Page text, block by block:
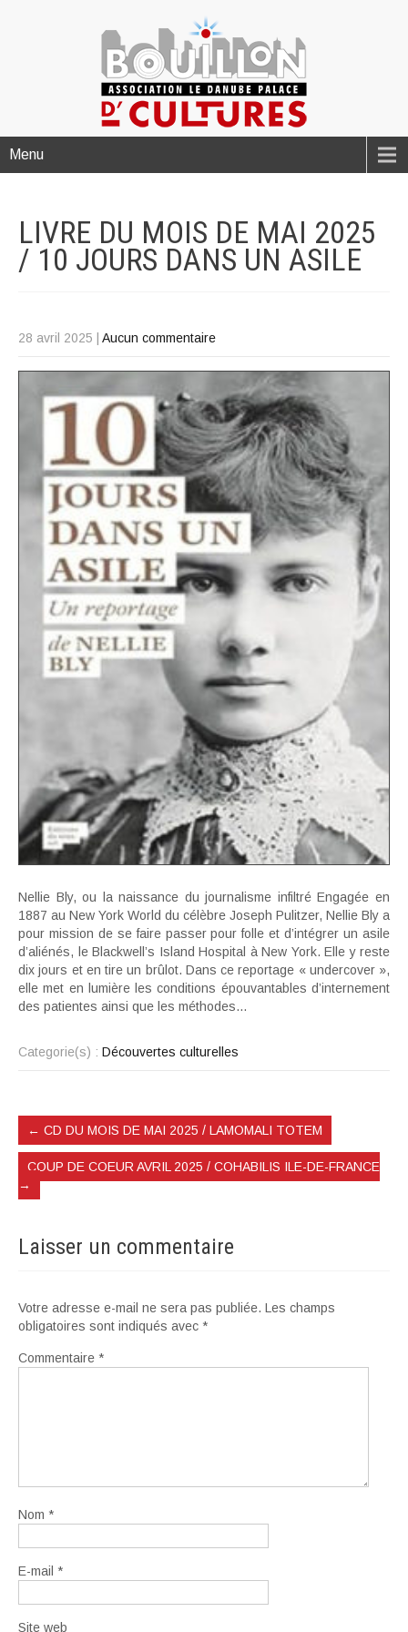
Menu
LIVRE DU MOIS DE MAI 2025
/ 10 JOURS DANS UN ASILE
28 avril 2025 Aucun commentaire
Nellie Bly, ou la naissance du journalisme infiltré Engagée en
1887 au New York World du célèbre Joseph Pulitzer, Nellie Bly a
pour mission de se faire passer pour folle et d’intégrer un asile
d’aliénés, le Blackwell’s Island Hospital à New York. Elle y reste
dix jours et en tire un brûlot. Dans ce reportage « undercover »,
elle met en lumière les conditions épouvantables d’internement
des patientes ainsi que les méthodes…
Categorie(s) : Découvertes culturelles
← CD DU MOIS DE MAI 2025 / LAMOMALI TOTEM
COUP DE COEUR AVRIL 2025 / COHABILIS ILE-DE-FRANCE
→
Laisser un commentaire
Votre adresse e-mail ne sera pas publiée. Les champs
obligatoires sont indiqués avec *
Commentaire *
Nom *
E-mail *
Site web